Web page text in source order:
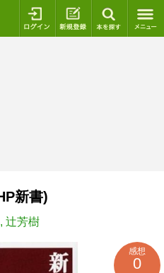
ログイン 新規登録
新書)
, 辻芳樹
感想
0